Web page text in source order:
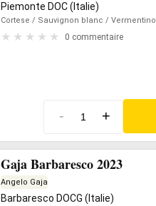
Piemonte DOC (Italie)
Cortese / Sauvignon blanc / Vermentino
0 commentaire
- +
Gaja Barbaresco 2023
Angelo Gaja
Barbaresco DOCG (Italie)